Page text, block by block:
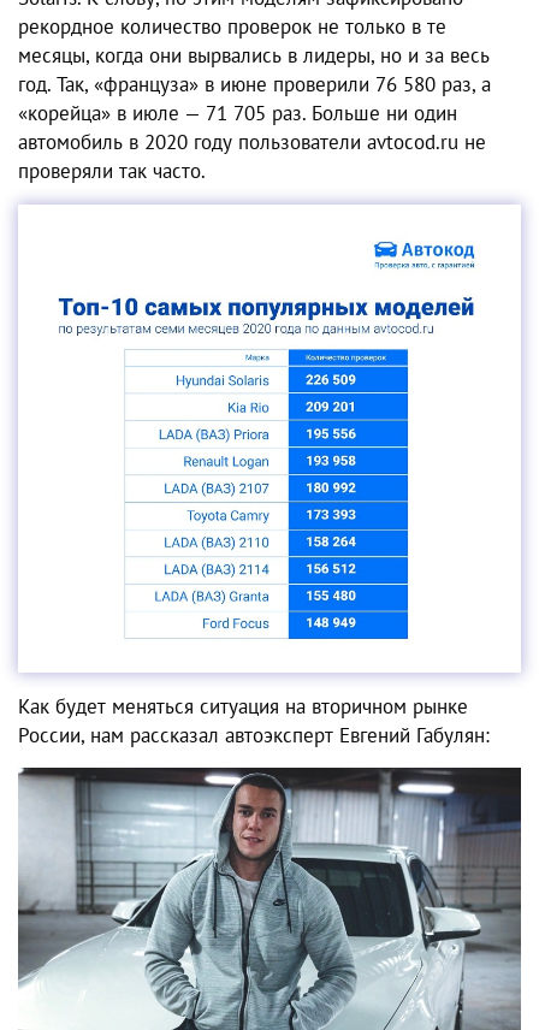
рекордное количество проверок не только в те
месяцы, когда они вырвались в лидеры, но и за весь
год. Так, «француза» в июне проверили 76 580 раз, а
«корейца» в июле — 71 705 раз. Больше ни один
автомобиль в 2020 году пользователи avtocod.ru не
проверяли так часто.
Как будет меняться ситуация на вторичном рынке
России, нам рассказал автоэксперт Евгений Габулян: